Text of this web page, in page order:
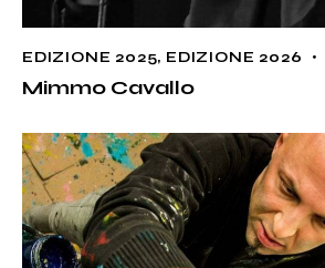
EDIZIONE 2025, EDIZIONE 2026
Mimmo Cavallo